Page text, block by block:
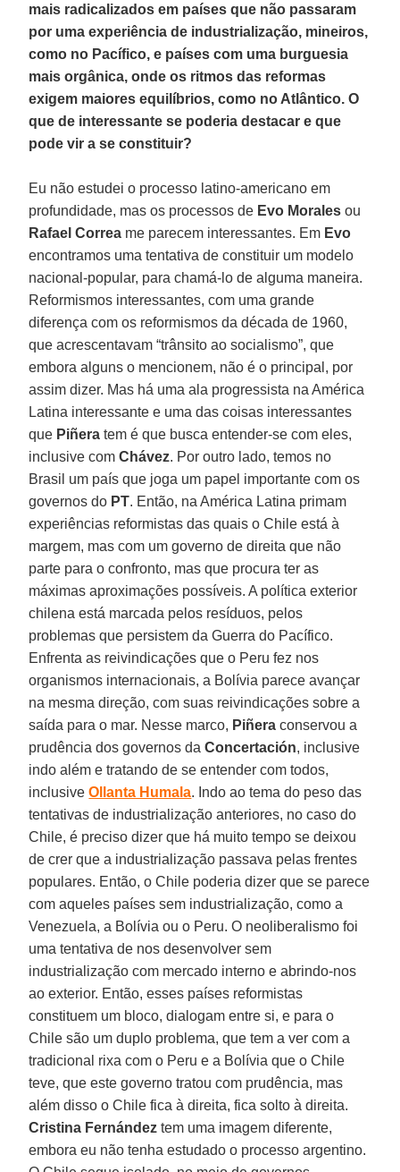
mais radicalizados em países que não passaram
por uma experiência de industrialização, mineiros,
como no Pacífico, e países com uma burguesia
mais orgânica, onde os ritmos das reformas
exigem maiores equilíbrios, como no Atlântico. O
que de interessante se poderia destacar e que
pode vir a se constituir?
Eu não estudei o processo latino-americano em
profundidade, mas os processos de Evo Morales ou
Rafael Correa me parecem interessantes. Em Evo
encontramos uma tentativa de constituir um modelo
nacional-popular, para chamá-lo de alguma maneira.
Reformismos interessantes, com uma grande
diferença com os reformismos da década de 1960,
que acrescentavam “trânsito ao socialismo”, que
embora alguns o mencionem, não é o principal, por
assim dizer. Mas há uma ala progressista na América
Latina interessante e uma das coisas interessantes
que Piñeratem é que busca entender-se com eles,
inclusive comChávez. Por outro lado, temos no
Brasil um país que joga um papel importante com os
governos do PT. Então, na América Latina primam
experiências reformistas das quais o Chile está à
margem, mas com um governo de direita que não
parte para o confronto, mas que procura ter as
máximas aproximações possíveis. A política exterior
chilena está marcada pelos resíduos, pelos
problemas que persistem da Guerra do Pacífico.
Enfrenta as reivindicações que o Peru fez nos
organismos internacionais, a Bolívia parece avançar
na mesma direção, com suas reivindicações sobre a
saída para o mar. Nesse marco, Piñeraconservou a
prudência dos governos daConcertación, inclusive
indo além e tratando de se entender com todos,
inclusiveOllanta Humala. Indo ao tema do peso das
tentativas de industrialização anteriores, no caso do
Chile, é preciso dizer que há muito tempo se deixou
de crer que a industrialização passava pelas frentes
populares. Então, o Chile poderia dizer que se parece
com aqueles países sem industrialização, como a
Venezuela, a Bolívia ou o Peru. O neoliberalismo foi
uma tentativa de nos desenvolver sem
industrialização com mercado interno e abrindo-nos
ao exterior. Então, esses países reformistas
constituem um bloco, dialogam entre si, e para o
Chile são um duplo problema, que tem a ver com a
tradicional rixa com o Peru e a Bolívia que o Chile
teve, que este governo tratou com prudência, mas
além disso o Chile fica à direita, fica solto à direita.
Cristina Fernández tem uma imagem diferente,
embora eu não tenha estudado o processo argentino.